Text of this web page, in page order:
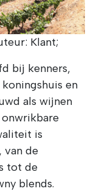
Klant;
bij kenners,
en
als wijnen
is
van de
tot de
blends.